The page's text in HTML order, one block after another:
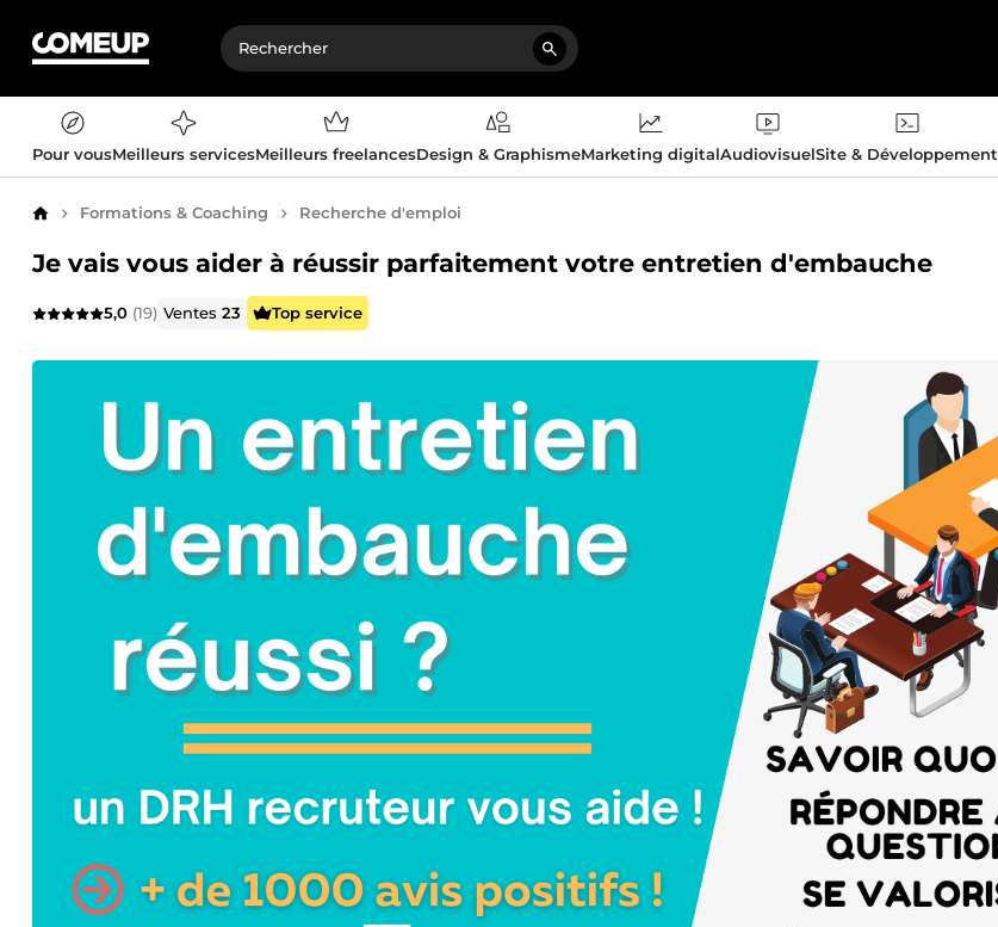
Pour vousMeilleurs servicesMeilleurs freelancesDesign & GraphismeMarketing digitalAudiovisuelSite & Développement
AccueilFormations & Coaching Recherche d'emploi
Je vais vous aider à réussir parfaitement votre entretien d'embauche
5,0 (19) Ventes23 Top service